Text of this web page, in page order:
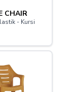
CHAIR
- Kursi